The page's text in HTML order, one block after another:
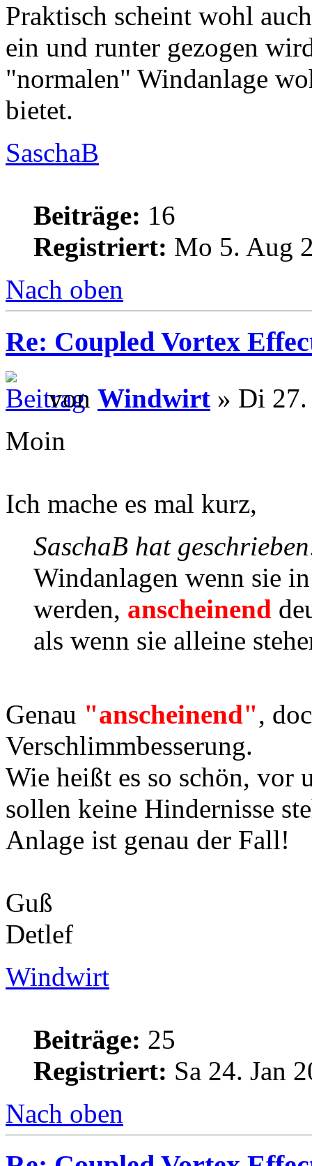
Praktisch scheint wohl
ein und runter gezogen
"normalen" Windanlage
bietet.
SaschaB
Beiträge: 16
Registriert: Mo 5. Aug
Nach oben
Re: Coupled Vortex
von Windwirt » Di 27.
Moin
Ich mache es mal kurz,
SaschaB hat
Windanlagen wenn sie
werden, anscheinend
als wenn sie alleine
Genau "anscheinend",
Verschlimmbesserung.
Wie heißt es so schön, vor
sollen keine Hindernisse
Anlage ist genau der Fall!
Guß
Detlef
Windwirt
Beiträge: 25
Registriert: Sa 24. Jan
Nach oben